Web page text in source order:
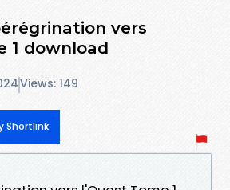
vers
1 download
Views: 149
Shortlink